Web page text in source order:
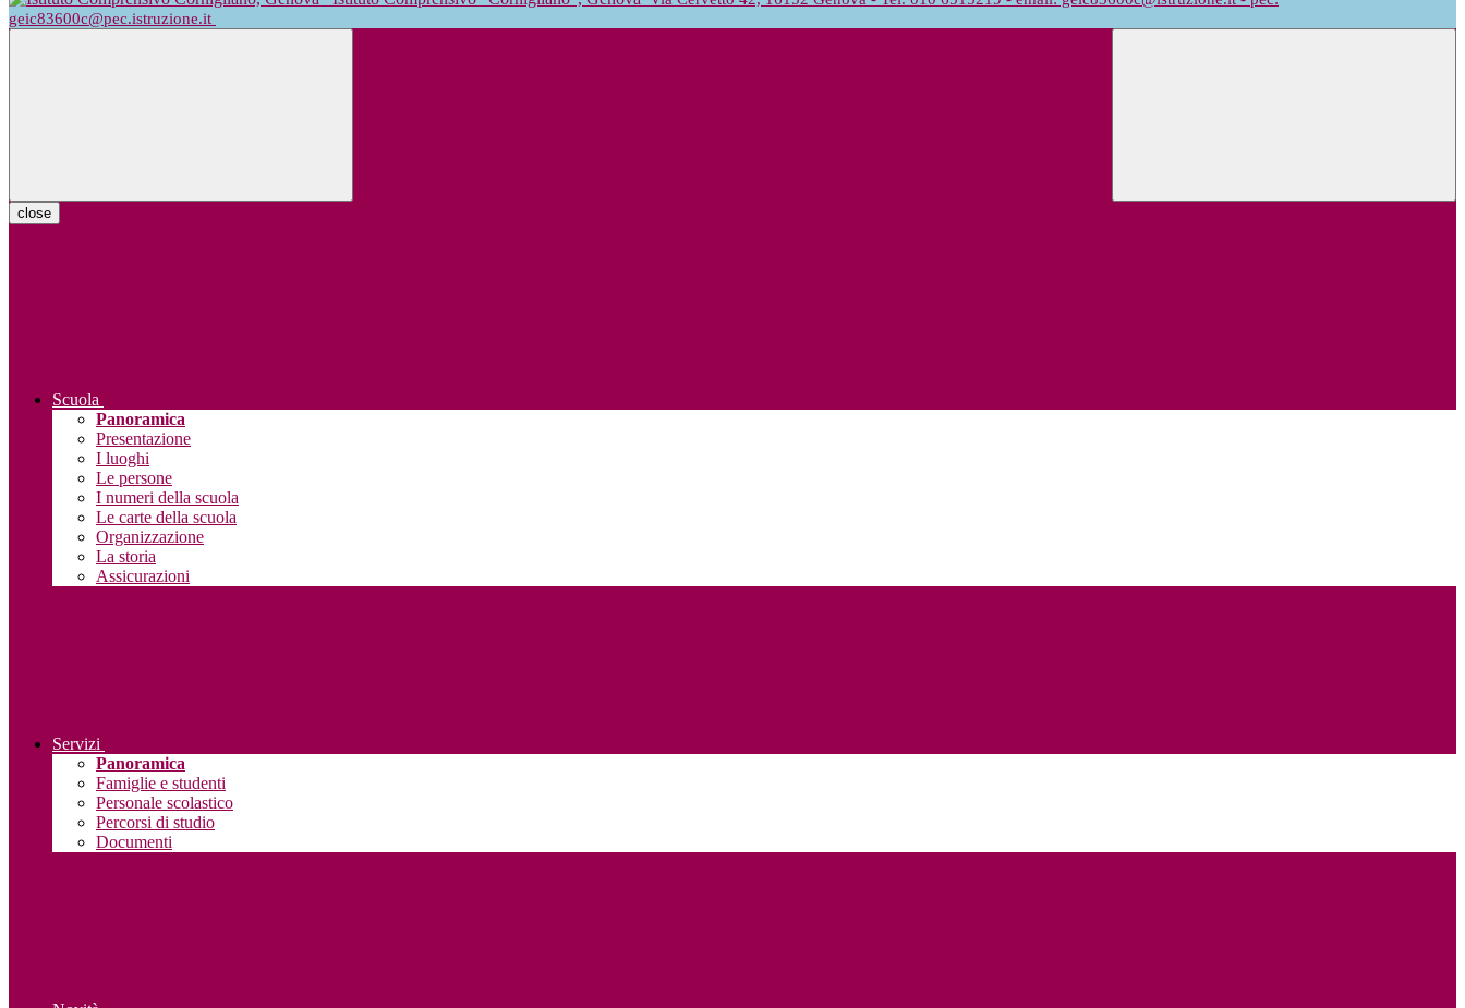
geic83600c@pec.istruzione.it
close
Scuola
Panoramica
Presentazione
I luoghi
Le persone
I numeri della scuola
Le carte della scuola
Organizzazione
La storia
Assicurazioni
Servizi
Panoramica
Famiglie e studenti
Personale scolastico
Percorsi di studio
Documenti